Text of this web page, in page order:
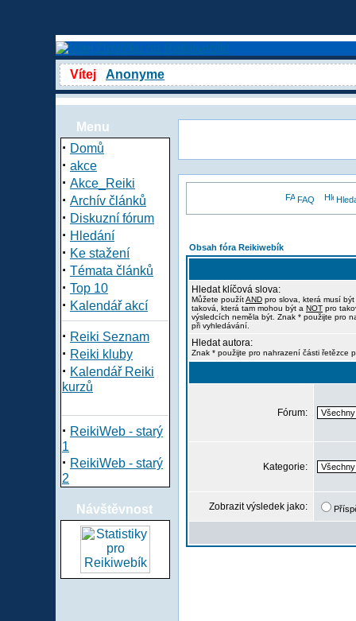
Vítej Anonyme
Menu
· Domů
· akce
· Akce_Reiki
· Archív článků
· Diskuzní fórum
· Hledání
· Ke stažení
· Témata článků
· Top 10
· Kalendář akcí
· Reiki Seznam
· Reiki kluby
· Kalendář Reiki
kurzů
· ReikiWeb - starý
1
· ReikiWeb - starý
2
Návštěvnost
FAQ
Obsah fóra Reikiwebík
Hledat klíčová slova:
Můžete použítAND pro slova, která musí
taková, která tam mohou být a NOT pro
výsledcích neměla být. Znak * použijte pro
při vyhledávání.
Hledat autora:
Znak * použijte pro nahrazení části řetězce
Fórum:
Kategorie:
Zobrazit výsledek jako: